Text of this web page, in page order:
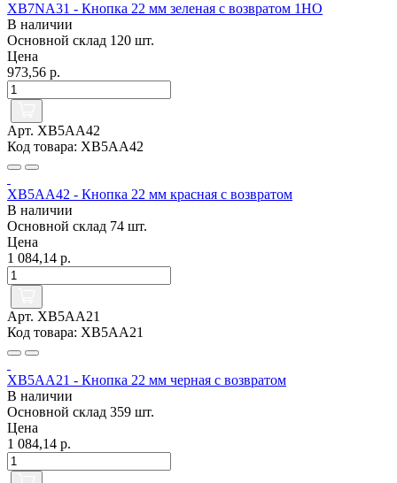
XB7NA31 - Кнопка 22 мм зеленая с возвратом 1НО
В наличии
Основной склад 120 шт.
Цена
973,56 р.
Арт. XB5AA42
Код товара: XB5AA42
XB5AA42 - Кнопка 22 мм красная с возвратом
В наличии
Основной склад 74 шт.
Цена
1 084,14 р.
Арт. XB5AA21
Код товара: XB5AA21
XB5AA21 - Кнопка 22 мм черная с возвратом
В наличии
Основной склад 359 шт.
Цена
1 084,14 р.